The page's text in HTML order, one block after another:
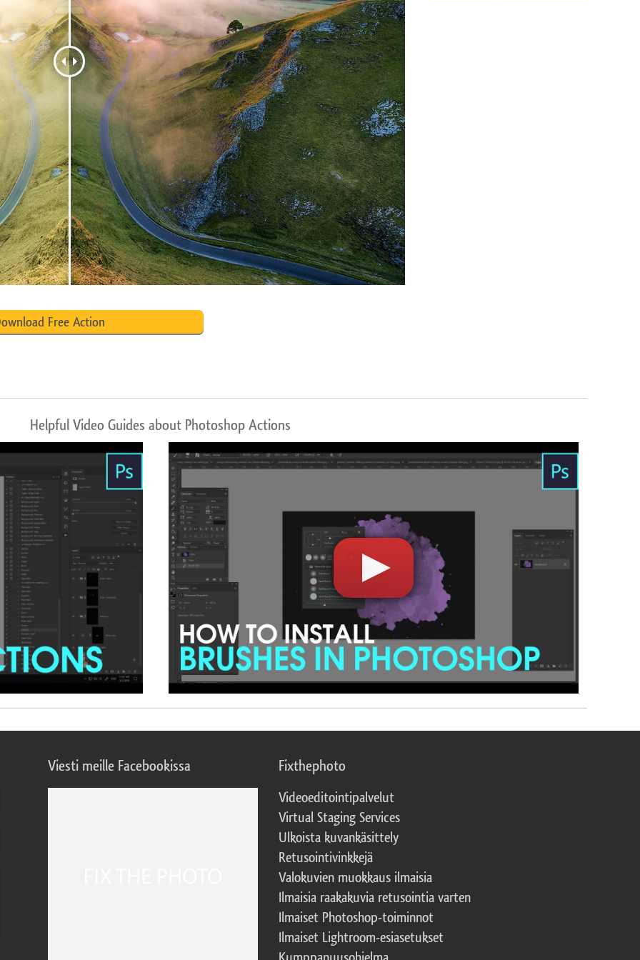
muokkaus Korujen valokuvien muokkaus AI-koulutusdata Video Editing Services
Free Action
Helpful Video Guides about Photoshop Actions
Viesti meille Facebookissa Fixthephoto
Videoeditointipalvelut
Virtual Staging Services
Ulkoista kuvankäsittely
Retusointivinkkejä
Valokuvien muokkaus ilmaisia
Ilmaisia raakakuvia retusointia varten
Ilmaiset Photoshop-toiminnot
Ilmaiset Lightroom-esiasetukset